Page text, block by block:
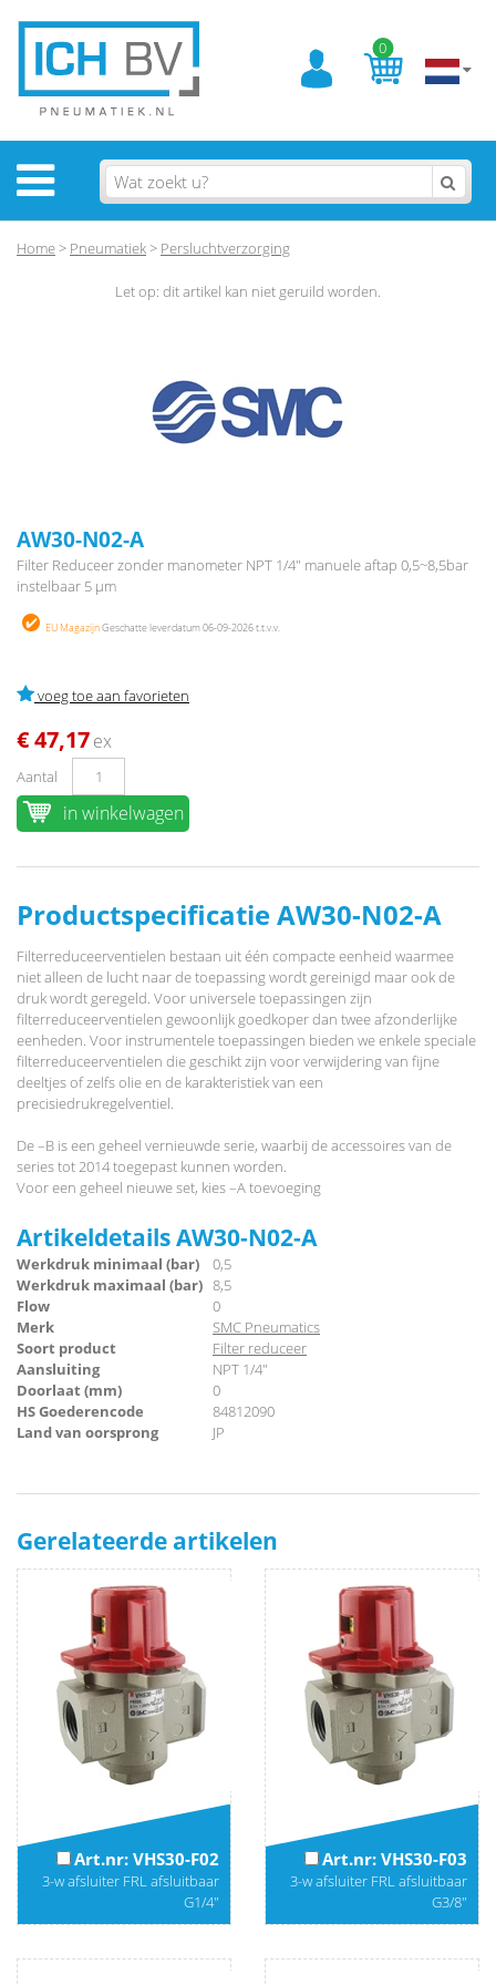
0
Home> Pneumatiek> Persluchtverzorging
Let op: dit artikel kan niet geruild worden.
AW30-N02-A
Filter Reduceer zonder manometer NPT 1/4" manuele aftap 0,5~8,5bar
instelbaar 5 µm
EU MagazijnGeschatte leverdatum 06-09-2026 t.t.v.v.
voeg toe aan favorieten
€ 47,17ex
Aantal
in winkelwagen
Productspecificatie AW30-N02-A
Filterreduceerventielen bestaan uit één compacte eenheid waarmee
niet alleen de lucht naar de toepassing wordt gereinigd maar ook de
druk wordt geregeld. Voor universele toepassingen zijn
filterreduceerventielen gewoonlijk goedkoper dan twee afzonderlijke
eenheden. Voor instrumentele toepassingen bieden we enkele speciale
filterreduceerventielen die geschikt zijn voor verwijdering van fijne
deeltjes of zelfs olie en de karakteristiek van een
precisiedrukregelventiel.
De –B is een geheel vernieuwde serie, waarbij de accessoires van de
series tot 2014 toegepast kunnen worden.
Voor een geheel nieuwe set, kies –A toevoeging
Artikeldetails AW30-N02-A
Werkdruk minimaal (bar)
0,5
Werkdruk maximaal (bar) 8,5
Flow
0
Merk
SMC Pneumatics
Soort product
Filter reduceer
Aansluiting
NPT 1/4"
Doorlaat (mm)
0
HS Goederencode
84812090
Land van oorsprong
JP
Gerelateerde artikelen
Art.nr: VHS30-F02
3-w afsluiter FRL afsluitbaar
G1/4"
Art.nr: VHS30-F03
3-w afsluiter FRL afsluitbaar
G3/8"